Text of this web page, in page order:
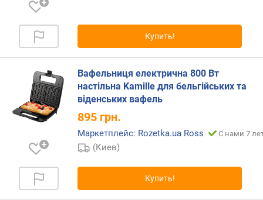
а
б
е
я
(
м
Купить!
Вафельниця електрична 800 Вт
настільна Kamille для бельгійських та
віденських вафель
895 грн.
Маркетплейс: Rozetka.ua Ross С нами 7
(Киев)
Купить!